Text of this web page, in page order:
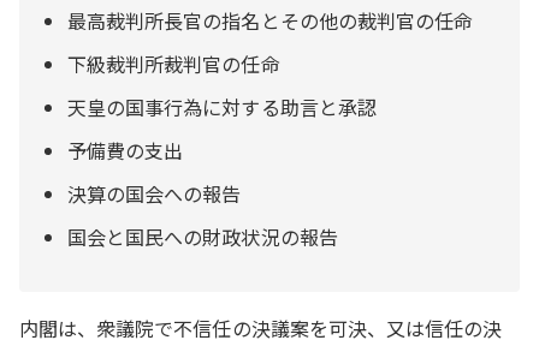
最高裁判所長官の指名とその他の裁判官の任命
下級裁判所裁判官の任命
天皇の国事行為に対する助言と承認
予備費の支出
決算の国会への報告
国会と国民への財政状況の報告
内閣は、衆議院で不信任の決議案を可決、又は信任の決